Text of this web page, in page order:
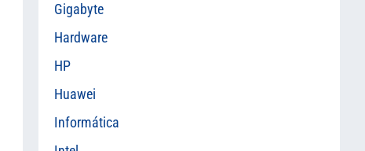
Gigabyte
Hardware
HP
Huawei
Informática